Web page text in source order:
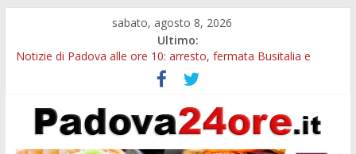
sabato, agosto 8, 2026
Ultimo:
Notizie di Padova alle ore 10: arresto, fermata Busitalia e
Notizie di Padova alle ore 23: maltrattamenti, arresto a
Limena e progetto Cool Shop
Bando sicurezza urbana Veneto: 650mila euro per Comuni e